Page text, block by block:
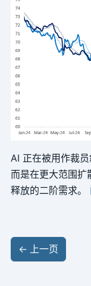
AI 正在被用作裁
而是在更大范围扩
释放的二阶需求。
← 上一页